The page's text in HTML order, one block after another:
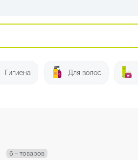
Гигиена Для волос
6 – товаров